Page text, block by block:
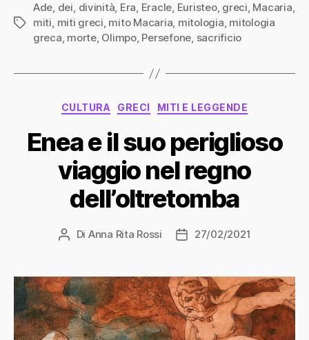
Tag
Ade, dei, divinità, Era, Eracle, Euristeo, greci, Macaria,
miti, miti greci, mito Macaria, mitologia, mitologia
greca, morte, Olimpo, Persefone, sacrificio
Categorie
CULTURA GRECI MITI E LEGGENDE
Enea e il suo periglioso
viaggio nel regno
dell’oltretomba
Autore
Di Anna Rita Rossi
Data27/02/2021